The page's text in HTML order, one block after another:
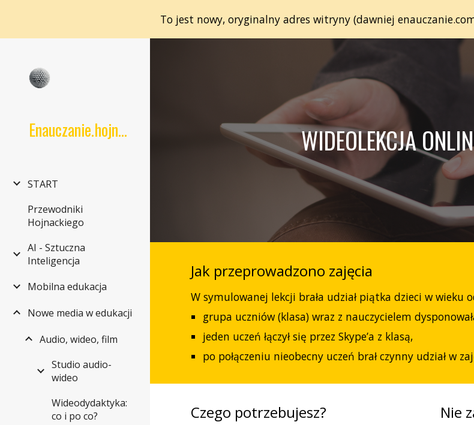
Skip to main content
To jest nowy, oryginalny adres witryny (dawniej
Enauczanie.hojnacki.net
START
Przewodniki
Hojnackiego
AI - Sztuczna
Inteligencja
Mobilna edukacja
Nowe media w edukacji
Audio, wideo, film
Studio audio-
wideo
Wideodydaktyka:
co i po co?
WIDEOLEKCJA
Jak przeprowadzono zajęcia
W symulowanej lekcji brała udział piątka dzieci w wieku
grupa uczniów (klasa) wraz z nauczycielem
jeden uczeń łączył się przez Skype’a z klasą,
po połączeniu nieobecny uczeń brał czynny udział w
Czego potrzebujesz? Nie